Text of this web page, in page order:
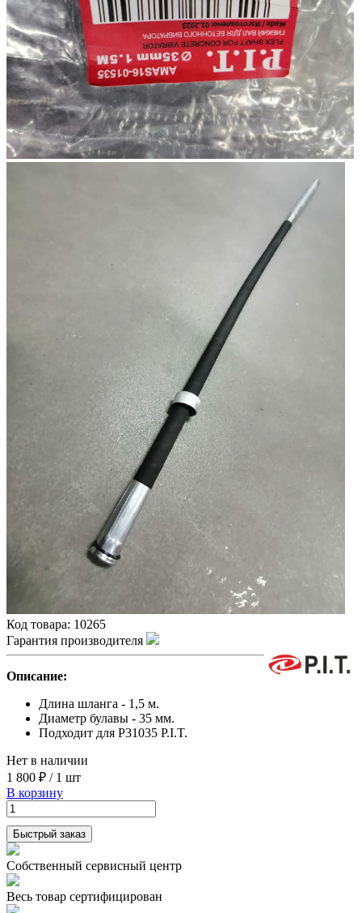
Код товара: 10265
Гарантия производителя
Описание:
Длина шланга - 1,5 м.
Диаметр булавы - 35 мм.
Подходит для P31035 P.I.T.
Нет в наличии
1 800 ₽ / 1 шт
В корзину
Быстрый заказ
Собственный сервисный центр
Весь товар сертифицирован